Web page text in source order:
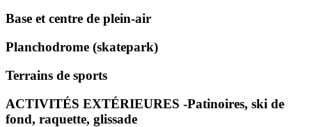
Base et centre de plein-air
Planchodrome (skatepark)
Terrains de sports
ACTIVITÉS EXTÉRIEURES -Patinoires, ski de
fond, raquette, glissade